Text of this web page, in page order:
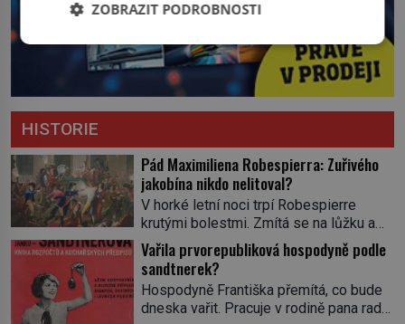
HISTORIE
Pád Maximiliena Robespierra: Zuřivého
jakobína nikdo nelitoval?
V horké letní noci trpí Robespierre
krutými bolestmi. Zmítá se na lůžku a
hlavou mu víří kolotoč myšlenek. Když
se probere z mdlob, vzpomene si na
jednu z pařížských jasnovidek, kterou
před lety navštívil. Prorokovala mu
tragický osud. Tehdy se jí vysmál.
Vařila prvorepubliková hospodyně podle
sandtnerek?
Hospodyně Františka přemítá, co bude
dneska vařit. Pracuje v rodině pana rady
ZOBRAZIT PODROBNOSTI